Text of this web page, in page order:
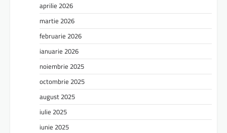
aprilie 2026
martie 2026
februarie 2026
ianuarie 2026
noiembrie 2025
octombrie 2025
august 2025
iulie 2025
iunie 2025